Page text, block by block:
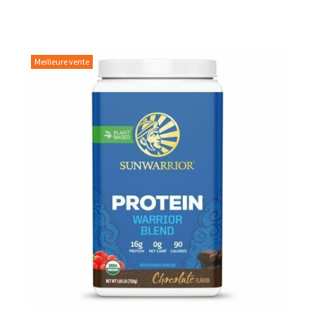
Découvrir leMocha Glacé Protéiné
🍵 MATCHA LATTE GLACÉ
Meilleure vente